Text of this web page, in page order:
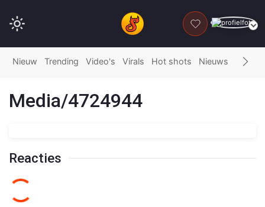
DONEER
Nieuw Trending Video's Virals Hot shots Nieuws Fails
Media/4724944
Reacties